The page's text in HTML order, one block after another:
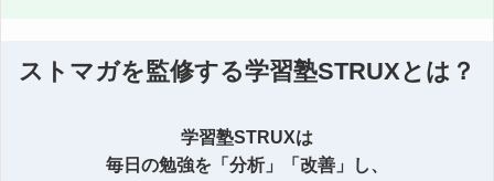
ストマガを監修する学習塾STRUXとは？
学習塾STRUXは
毎日の勉強を「分析」「改善」し、